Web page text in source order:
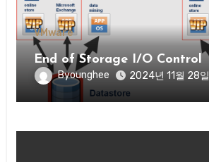
VMware
End of Storage I/O Control
Byounghee 2024년 11월 28일